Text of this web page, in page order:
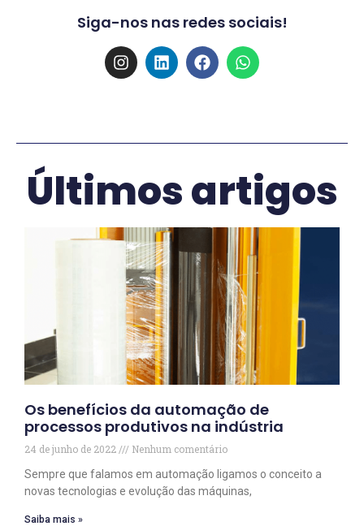
Siga-nos nas redes sociais!
Últimos artigos
Os benefícios da automação de
processos produtivos na indústria
24 de junho de 2022
Nenhum comentário
Sempre que falamos em automação ligamos o conceito a
novas tecnologias e evolução das máquinas,
Saiba mais »